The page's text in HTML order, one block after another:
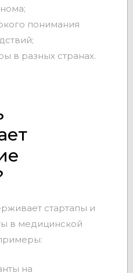
понимания
в разных странах.
стартапы и
в медицинской
на